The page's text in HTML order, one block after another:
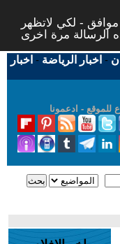
- لكي لاتظهر
- اخبار الرياضة - اخبار
للموقع - ادعمونا